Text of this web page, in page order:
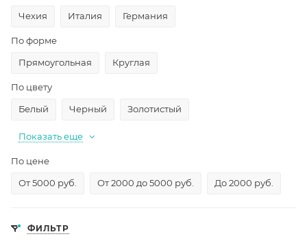
Чехия
Италия Германия
По форме
Прямоугольная
Круглая
По цвету
Белый
Черный Золотистый
Показать еще
По цене
От 5000 руб.
От 2000 до 5000 руб. До 2000 руб.
ФИЛЬТР